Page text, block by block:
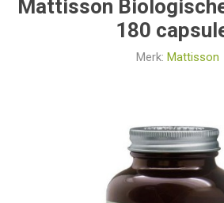
Mattisson
180
Merk: Mattisson